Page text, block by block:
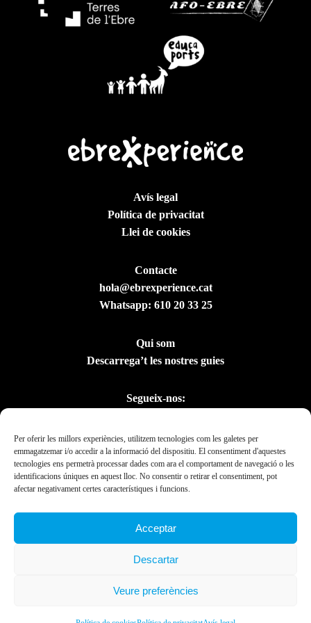
Per oferir les millors experiències, utilitzem tecnologies com les galetes per
emmagatzemar i/o accedir a la informació del dispositiu. El consentiment d'aquestes
tecnologies ens permetrà processar dades com ara el comportament de navegació o les
identificacions úniques en aquest lloc. No consentir o retirar el consentiment, pot
afectar negativament certes característiques i funcions.
Acceptar
Descartar
Veure preferències
Avís legal
Política de privacitat
Llei de cookies
Contacte
hola@ebrexperience.cat
Whatsapp: 610 20 33 25
Qui som
Descarrega’t les nostres guies
Segueix-nos:
Presidència